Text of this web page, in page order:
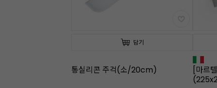
담기
통실리콘 주걱(소/20cm)
[마르